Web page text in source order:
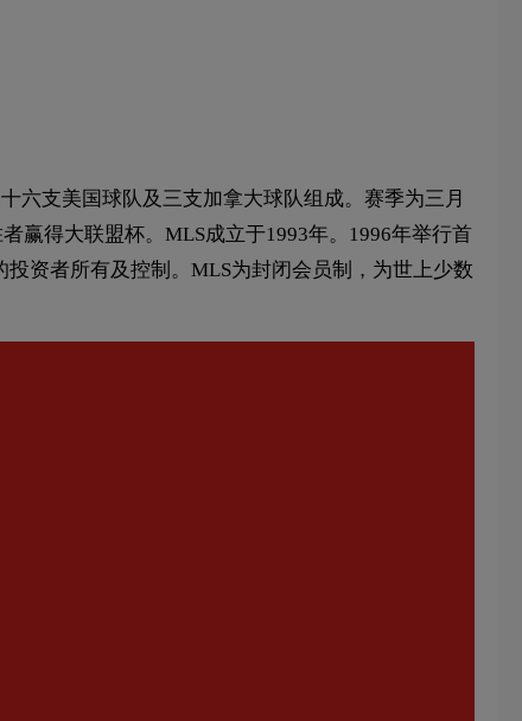
六支美国球队及三支加拿大球队组成。赛季为三月
赢得大联盟杯。MLS成立于1993年。1996年举行首
资者所有及控制。MLS为封闭会员制，为世上少数